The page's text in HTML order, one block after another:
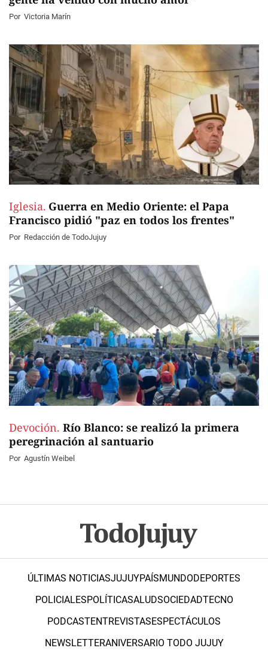
Por Victoria Marín
Iglesia. Guerra en Medio Oriente: el Papa
Francisco pidió "paz en todos los frentes"
Por Redacción de TodoJujuy
Devoción. Río Blanco: se realizó la primera
peregrinación al santuario
Por Agustín Weibel
ÚLTIMAS NOTICIASJUJUYPAÍSMUNDODEPORTES
POLICIALESPOLÍTICASALUDSOCIEDADTECNO
PODCASTENTREVISTASESPECTÁCULOS
NEWSLETTERANIVERSARIO TODO JUJUY